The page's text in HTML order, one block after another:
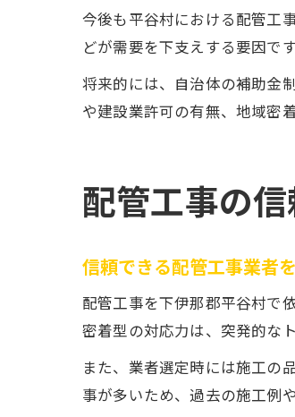
今後も平谷村における配管工
どが需要を下支えする要因です
将来的には、自治体の補助金
や建設業許可の有無、地域密
配管工事の
信頼できる配管工事業者
配管工事を下伊那郡平谷村で
密着型の対応力は、突発的な
また、業者選定時には施工の
事が多いため、過去の施工例